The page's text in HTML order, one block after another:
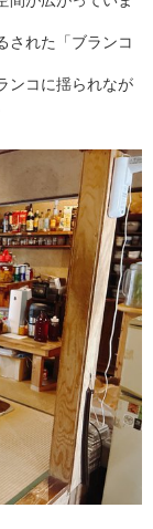
された「ブランコ
ンコに揺られなが